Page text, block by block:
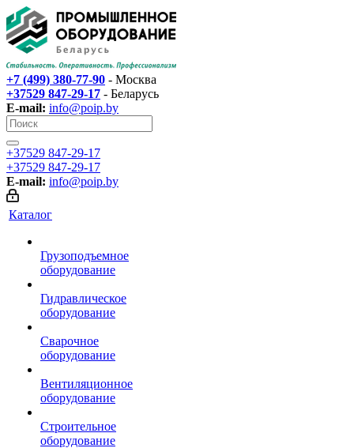
+7 (499) 380-77-90 - Москва
+37529 847-29-17‬ - Беларусь
E-mail: info@poip.by
+37529 847-29-17‬
+37529 847-29-17‬
E-mail: info@poip.by
Каталог
Грузоподъемное
оборудование
Гидравлическое
оборудование
Сварочное
оборудование
Вентиляционное
оборудование
Строительное
оборудование